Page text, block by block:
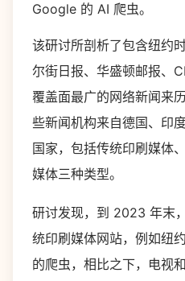
Google 的 AI 爬虫。
该研讨所剖析了包含纽约
尔街日报、华盛顿邮报、
覆盖面最广的网络新闻来
些新闻机构来自德国、印
国家，包括传统印刷媒体
媒体三种类型。
研讨发现，到 2023 年末
统印刷媒体网站，例如纽
的爬虫，相比之下，电视